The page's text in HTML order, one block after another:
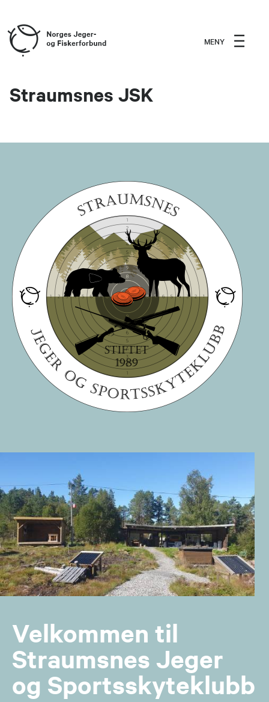
MENY
Straumsnes JSK
Velkommen til
Straumsnes Jeger
og Sportsskyteklubb